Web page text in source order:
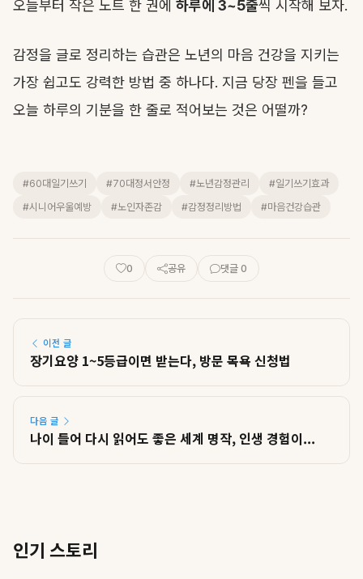
오늘부터 작은 노트 한 권에 하루에 3~5줄씩 시작해 보자.
감정을 글로 정리하는 습관은 노년의 마음 건강을 지키는
가장 쉽고도 강력한 방법 중 하나다. 지금 당장 펜을 들고
오늘 하루의 기분을 한 줄로 적어보는 것은 어떨까?
#60대일기쓰기 #70대정서안정 #노년감정관리
#일기쓰기효과
#시니어우울예방
#노인자존감 #감정정리방법 #마음건강습관
0 공유 댓글 0
이전 글
장기요양 1~5등급이면 받는다, 방문 목욕 신청법
다음 글
나이 들어 다시 읽어도 좋은 세계 명작, 인생 경험이...
인기 스토리